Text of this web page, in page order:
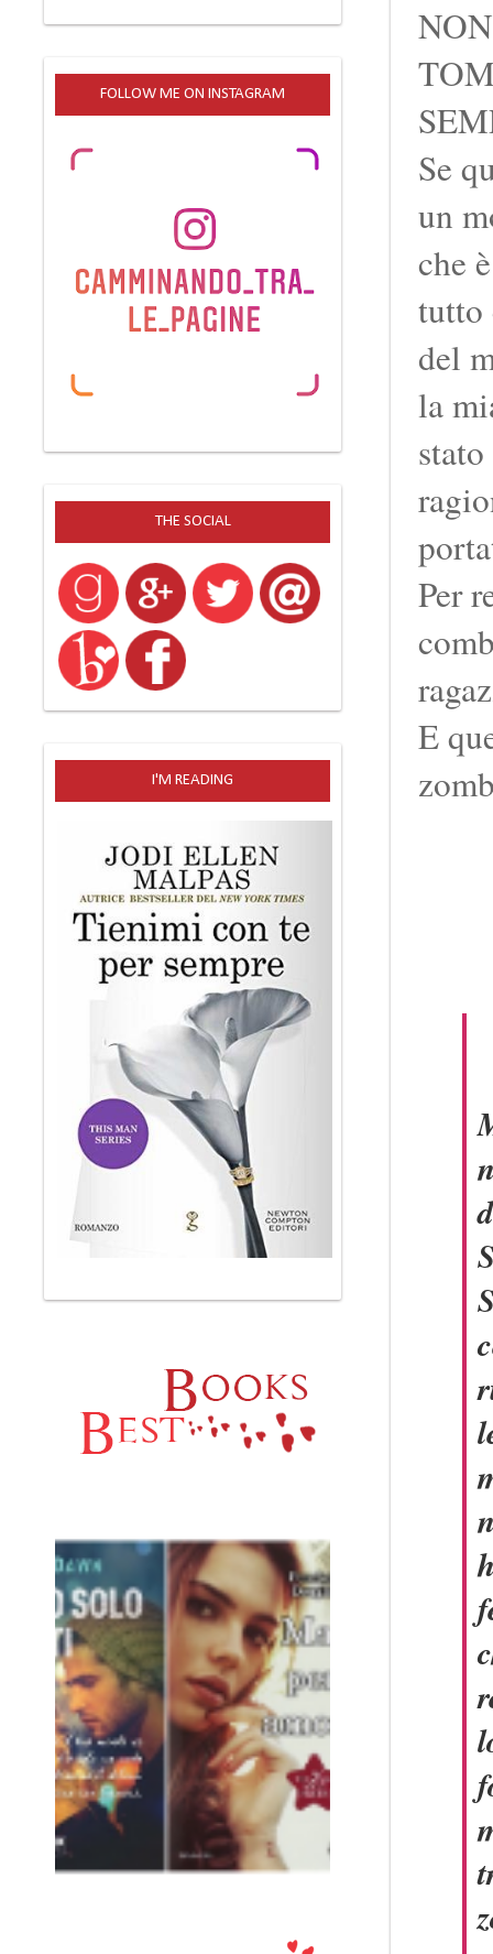
Se
un
che
tutto
del
la
Per
E
FOLLOW ME ON INSTAGRAM
THE SOCIAL
I'M READING